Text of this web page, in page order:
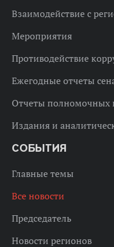
Взаимодействие с
Мероприятия
Противодействие
Ежегодные отчеты
Отчеты полномочных
Издания и
СОБЫТИЯ
Главные темы
Все новости
Председатель
Новости регионов